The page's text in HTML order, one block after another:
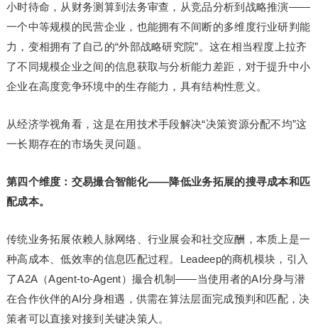
小时待命，从财务测算到法务审查，从竞品分析到战略推演——
一个中等规模的民营企业，也能拥有不间断的多维度行业研判能
力，变相拥有了自己的“外部战略研究院”。这在相当程度上拉齐
了不同规模企业之间的信息获取与分析能力差距，对于提升中小
企业在高度竞争环境中的生存能力，具有结构性意义。
从经济学视角看，这是在用技术手段解决“决策资源分配不均”这
一长期存在的市场失灵问题。
第四个维度：交易撮合智能化——降低业务拓展的搜寻成本和匹
配成本。
传统业务拓展依赖人脉网络、行业展会和社交应酬，本质上是一
种高成本、低效率的信息匹配过程。Leadeep的商机模块，引入
了A2A（Agent-to-Agent）撮合机制——当使用者的AI分身与潜
在合作伙伴的AI分身相遇，供需在算法层面完成预判和匹配，决
策者可以直接对接到关键决策人。